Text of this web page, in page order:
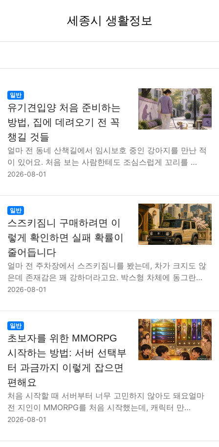
세종시 생활정보
일반
유기견입양 처음 준비하는
방법, 집에 데려오기 전 꼭
챙길 것들
얼마 전 동네 산책길에서 임시보호 중인 강아지를 만난 적
이 있어요. 처음 보는 사람한테도 조심스럽게 꼬리를 …
2026-08-01
일반
스즈키짐니 구매하려면 이
렇게 확인하면 실패 확률이
줄어듭니다
얼마 전 주차장에서 스즈키짐니를 봤는데, 차가 크지도 않
은데 존재감은 꽤 강하더라고요. 박스형 차체에 동그란…
2026-08-01
일반
초보자를 위한 MMORPG
시작하는 방법: 서버 선택부
터 과금까지 이렇게 잡으면
편해요
처음 시작할 때 서버부터 너무 고민하지 않아도 돼요얼마
전 지인이 MMORPG를 처음 시작했는데, 캐릭터 만…
2026-08-01